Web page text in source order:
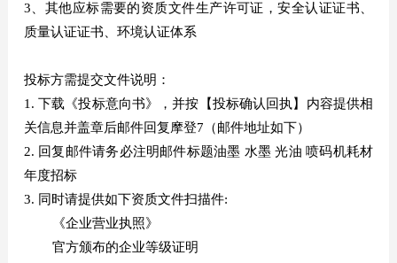
3、其他应标需要的资质文件生产许可证，安全认证证书、
质量认证证书、环境认证体系
投标方需提交文件说明：
1. 下载《投标意向书》，并按【投标确认回执】内容提供相
关信息并盖章后邮件回复摩登7（邮件地址如下）
2. 回复邮件请务必注明邮件标题油墨 水墨 光油 喷码机耗材
年度招标
3. 同时请提供如下资质文件扫描件:
《企业营业执照》
官方颁布的企业等级证明